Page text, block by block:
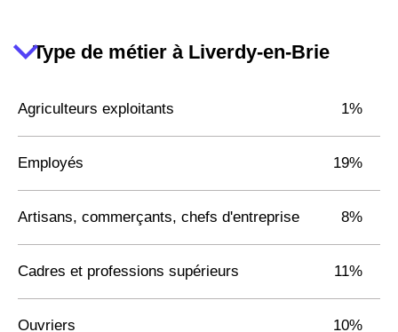
Type de métier à Liverdy-en-Brie
Agriculteurs exploitants 1%
Employés 19%
Artisans, commerçants, chefs d'entreprise 8%
Cadres et professions supérieurs 11%
Ouvriers 10%